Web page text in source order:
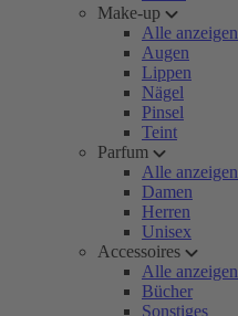
Make-up
Alle anzeigen
Augen
Lippen
Nägel
Pinsel
Teint
Parfum
Alle anzeigen
Damen
Herren
Unisex
Accessoires
Alle anzeigen
Bücher
Sonstiges